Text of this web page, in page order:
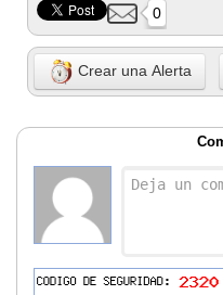
0
Crear una Alerta